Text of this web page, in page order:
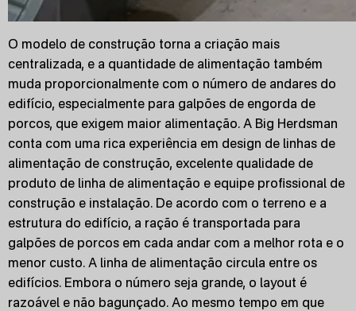
O modelo de construção torna a criação mais
centralizada, e a quantidade de alimentação também
muda proporcionalmente com o número de andares do
edifício, especialmente para galpões de engorda de
porcos, que exigem maior alimentação. A Big Herdsman
conta com uma rica experiência em design de linhas de
alimentação de construção, excelente qualidade de
produto de linha de alimentação e equipe profissional de
construção e instalação. De acordo com o terreno e a
estrutura do edifício, a ração é transportada para
galpões de porcos em cada andar com a melhor rota e o
menor custo. A linha de alimentação circula entre os
edifícios. Embora o número seja grande, o layout é
razoável e não bagunçado. Ao mesmo tempo em que